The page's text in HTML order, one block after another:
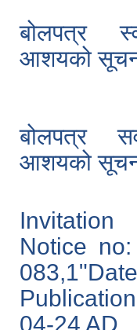
बोलपत्र
आशयको
बोलपत्र
आशयको
Invitation
Notice
04-24 AD